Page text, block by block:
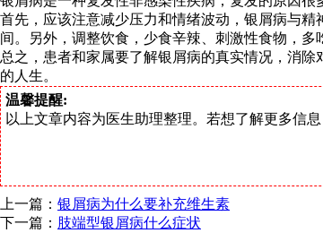
首先，应该注意减少压力和情绪波动，银屑病与
间。另外，调整饮食，少食辛辣、刺激性食物，多
总之，患者和家属要了解银屑病的真实情况，消
的人生。
温馨提醒:
以上文章内容为医生助理整理。若想了解更多信
上一篇： 银屑病为什么要补充维生素
下一篇： 肢端型银屑病什么症状